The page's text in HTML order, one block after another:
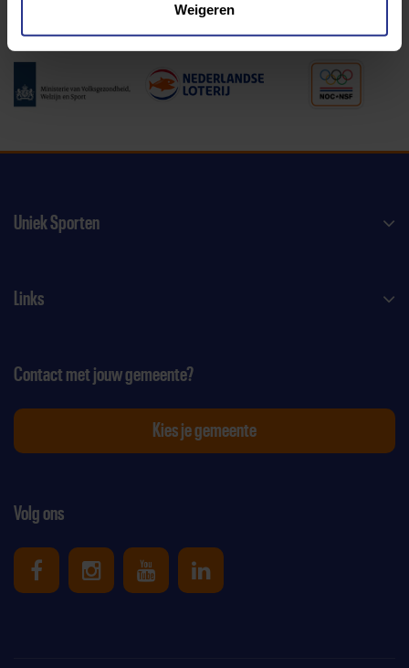
Weigeren
Partners:
Uniek Sporten
Links
Volg ons
Uniek Sporten op Facebook
Uniek Sporten op Instagram
Uniek Sporten op Youtube
Uniek Sporten op
Contact met jouw gemeente?
Kies je gemeente